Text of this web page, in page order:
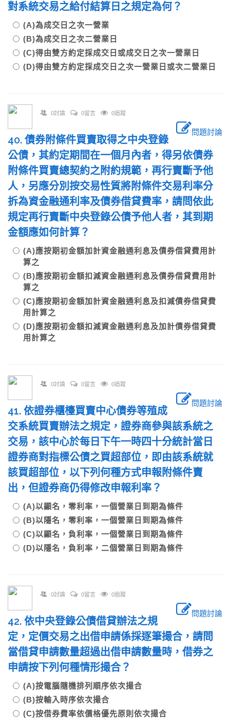
對系統交易之給付結算日之規定為何？
(A)為成交日之次一營業
(B)為成交日之次二營業日
(C)得由雙方約定採成交日或成交日之次一營業日
(D)得由雙方約定採成交日之次一營業日或次二營業日
0討論 0留言 0追蹤
問題討論
40. 債券附條件買賣取得之中央登錄
公債，其約定期間在一個月內者，得另依債券
附條件買賣總契約之附約規範，再行賣斷予他
人，另應分別按交易性質將附條件交易利率分
拆為資金融通利率及債券借貸費率，請問依此
規定再行賣斷中央登錄公債予他人者，其到期
金額應如何計算？
(A)應按期初金額加計資金融通利息及債券借貸費用計
算之
(B)應按期初金額扣減資金融通利息及債券借貸費用計
算之
(C)應按期初金額加計資金融通利息及扣減債券借貸費
用計算之
(D)應按期初金額扣減資金融通利息及加計債券借貸費
用計算之
0討論 0留言 0追蹤
問題討論
41. 依證券櫃檯買賣中心債券等殖成
交系統買賣辦法之規定，證券商參與該系統之
交易，該中心於每日下午一時四十分統計當日
證券商對指標公債之買超部位，即由該系統就
該買超部位，以下列何種方式申報附條件賣
出，但證券商仍得修改申報利率？
(A)以顯名，零利率，一個營業日到期為條件
(B)以隱名，零利率，一個營業日到期為條件
(C)以顯名，負利率，一個營業日到期為條件
(D)以隱名，負利率，二個營業日到期為條件
0討論 0留言 0追蹤
問題討論
42. 依中央登錄公債借貸辦法之規
定，定價交易之出借申請係採逐筆撮合，請問
當借貸申請數量超過出借申請數量時，借券之
申請按下列何種情形撮合？
(A)按電腦隨機排列順序依次撮合
(B)按輸入時序依次撮合
(C)按借券費率依價格優先原則依次撮合